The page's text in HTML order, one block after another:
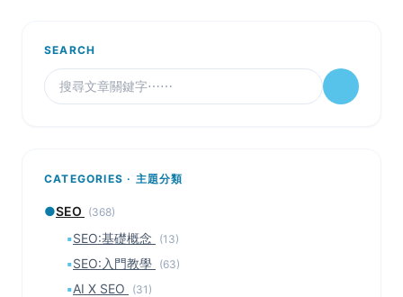
SEARCH
CATEGORIES · 主題分類
●SEO (368)
▪SEO:基礎概念 (13)
▪SEO:入門教學 (63)
▪AI X SEO (31)